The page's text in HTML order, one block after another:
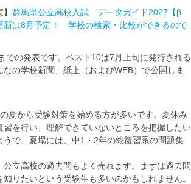
群馬県公立高校入試 データガイド2027【β
新は8月予定！ 学校の検索・比較ができるので
の発表です。ベスト10は7月上旬に発行される
の学校新聞」紙上（およびWEB）で公開しま
夏から受験対策を始める方が多いです。夏休み
習を行い、理解できていないところを把握したい
うで、夏場には、中1・2年の総復習系の問題集
立高校の過去問もよく売れます。まずは過去問
りたいという受験生も多いのかもしれません。